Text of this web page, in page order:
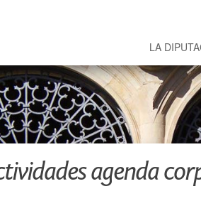
LA
agenda